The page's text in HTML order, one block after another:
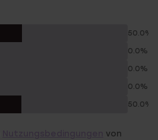
50.0%
0.0%
0.0%
0.0%
50.0%
von